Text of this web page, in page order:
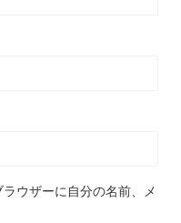
ウザーに自分の名前、メ